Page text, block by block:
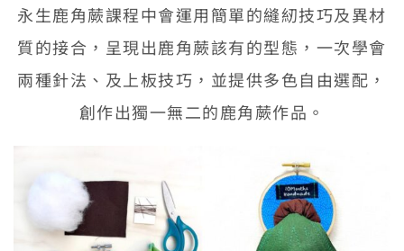
永生鹿角蕨課程中會運用簡單的縫紉技巧及異材
質的接合，呈現出鹿角蕨該有的型態，一次學會
兩種針法、及上板技巧，並提供多色自由選配，
創作出獨一無二的鹿角蕨作品。